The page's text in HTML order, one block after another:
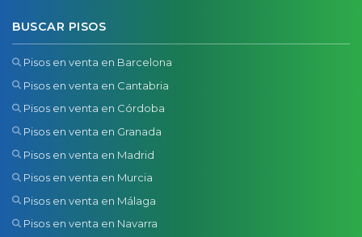
BUSCAR PISOS
Pisos en venta en Barcelona
Pisos en venta en Cantabria
Pisos en venta en Córdoba
Pisos en venta en Granada
Pisos en venta en Madrid
Pisos en venta en Murcia
Pisos en venta en Málaga
Pisos en venta en Navarra